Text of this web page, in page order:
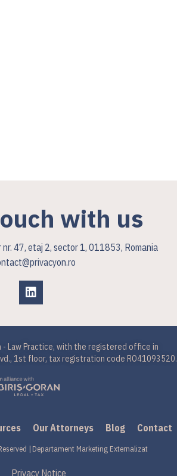
with us
47, etaj 2, sector 1, 011853, Romania
- Law Practice, with the registered office in
1st floor, tax registration code RO41093520.
Our Attorneys Blog Contact
| Departament Marketing Externalizat
Privacy Notice